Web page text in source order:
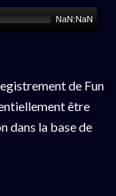
NaN:NaN
de Fun
être
dans la base de